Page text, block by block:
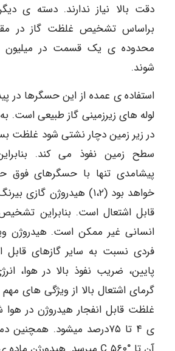
دقت بالا نیاز ندارند. دسته ی
براساس تشخیص غلظت گاز در
شوند.
استفاده ی عمده از این حسگرها در
لوله های زیرزمینی گاز طبیعی است.
در زیر زمین دچار نشتی شود غلظت
سطح زمین نفوذ می کند.
پیشامدی تنها با حسگرهای فوق
خواهد بود (۱،۲) هیدروژن
قابل اشتعال است. بنابراین
انسانی غیر ممکن است. هیدروژن
فردی نسبت به سایر گازهای قابل
پایین، ضریب نفوذ بالا در هوا،
گرمای اشتعال بالا از ویژگی های
غلظت قابل انفجار هیدروژن در
ی ۴ تا ۷۵درصد میشود.